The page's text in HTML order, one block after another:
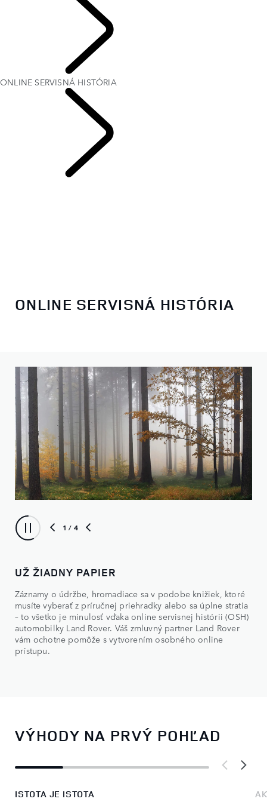
ONLINE SERVISNÁ HISTÓRIA
ONLINE SERVISNÁ HISTÓRIA
1 / 4
UŽ ŽIADNY PAPIER
Záznamy o údržbe, hromadiace sa v podobe knižiek, ktoré
musíte vyberať z príručnej priehradky alebo sa úplne stratia
– to všetko je minulosť vďaka online servisnej histórii (OSH)
automobilky Land Rover. Váš zmluvný partner Land Rover
vám ochotne pomôže s vytvorením osobného online
prístupu.
VÝHODY NA PRVÝ POHĽAD
ISTOTA JE ISTOTA